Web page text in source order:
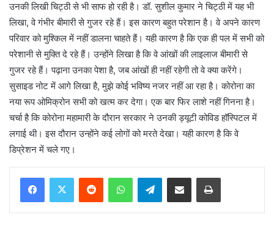
उनकी लिखी चिट्ठी से भी साफ हो रही है। डॉ. सुशील कुमार ने चिट्ठी में यह भी
लिखा, वे गंभीर बीमारी से गुजर रहे हैं। इस कारण बहुत परेशान है। वे अपने कारण
परिवार को मुश्किल में नहीं डालना चाहते हैं। यही कारण है कि एक ही पल में सभी को
परेशानी से मुक्ति दे रहे हैं। उन्होंने लिखा है कि वे आंखों की लाइलाज बीमारी से
गुजर रहे हैं। पढ़ाना उनका पेशा है, जब आंखों ही नहीं रहेगी तो वे क्या करेंगे।
सुसाइड नोट में आगे लिखा है, मुझे कोई भविष्य नजर नहीं आ रहा है। कोरोना का
नया रूप ओमिक्रोन सभी को खत्म कर देगा। एक बार फिर लाशे नहीं गिनना है।
चर्चा है कि कोरोना महामारी के दौरान सरकार ने उनकी ड्यूटी कोविड हॉस्पिटल में
लगाई थी। इस दौरान उन्होंने कई लोगों को मरते देखा। यही कारण है कि वे
डिप्रेशन में चले गए।
Telegram